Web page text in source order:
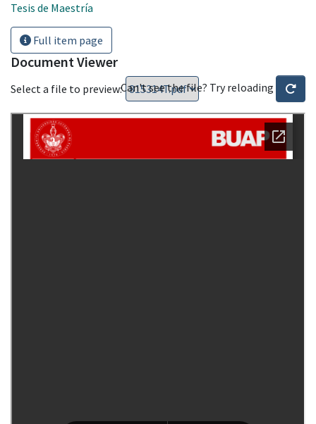
Tesis de Maestría
Full item page
Document Viewer
Select a file to preview:Can't see the file? Try reloading